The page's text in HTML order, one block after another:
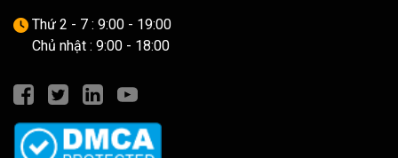
Thứ 2 - 7 : 9:00 - 19:00
Chủ nhật : 9:00 - 18:00